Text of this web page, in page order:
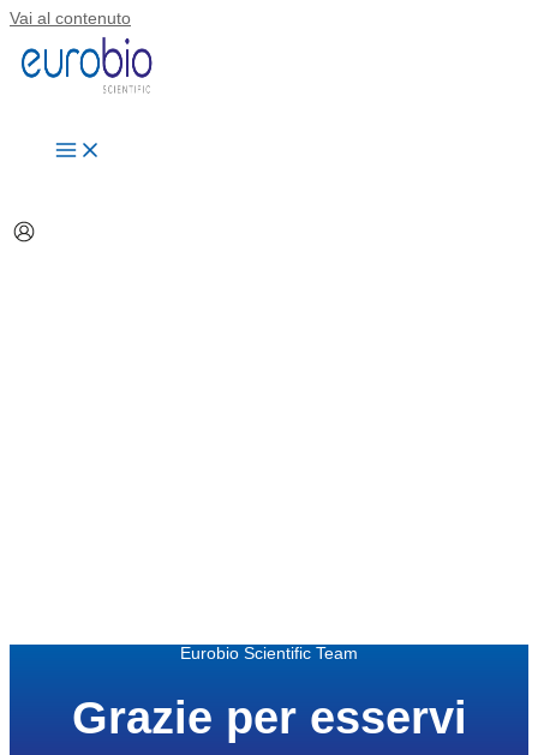
Vai al contenuto
Eurobio Scientific Team
Grazie per esservi